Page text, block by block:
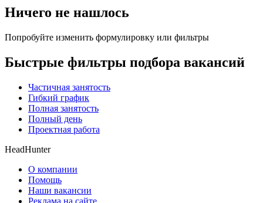
Ничего не нашлось
Попробуйте изменить формулировку или фильтры
Быстрые фильтры подбора вакансий
Частичная занятость
Гибкий график
Полная занятость
Полный день
Проектная работа
HeadHunter
О компании
Помощь
Наши вакансии
Реклама на сайте